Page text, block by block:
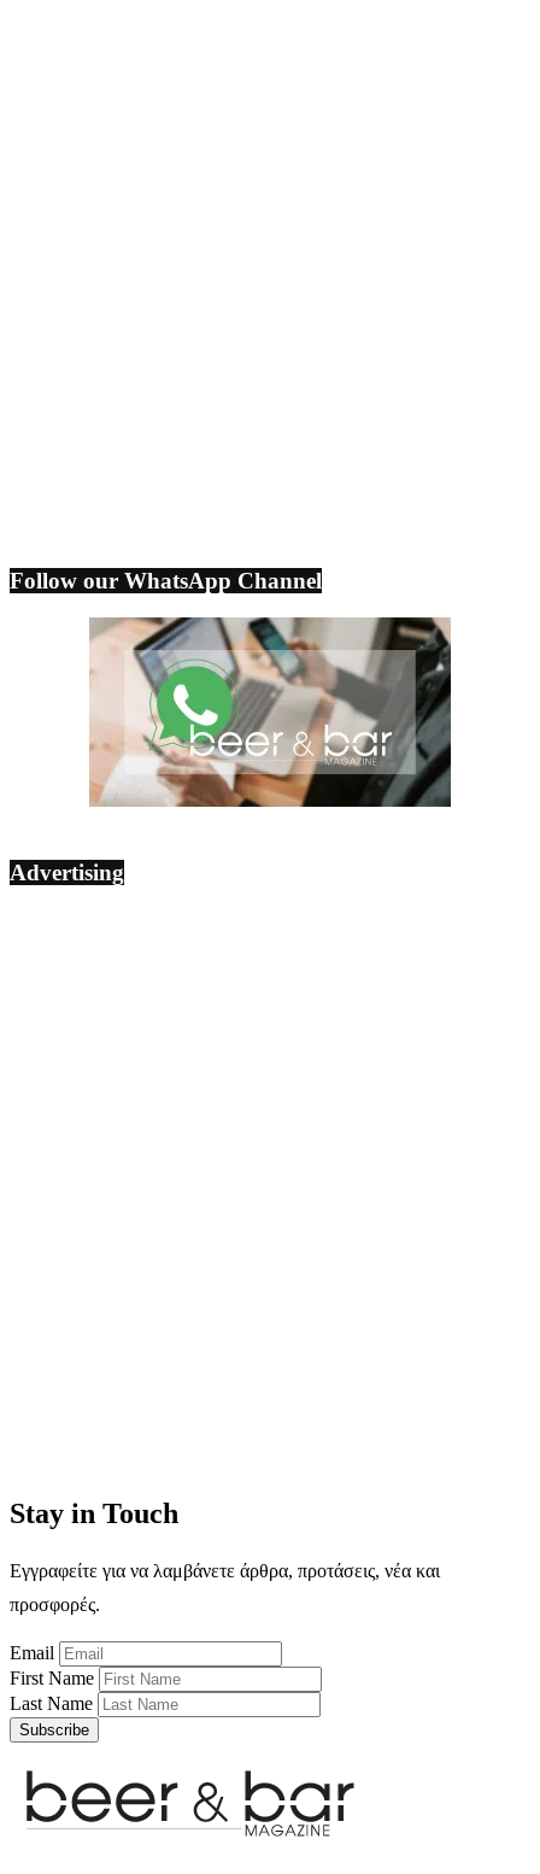
Follow our WhatsApp Channel
Advertising
Stay in Touch
Εγγραφείτε για να λαμβάνετε άρθρα, προτάσεις, νέα και
προσφορές.
Email
First Name
Last Name
Subscribe